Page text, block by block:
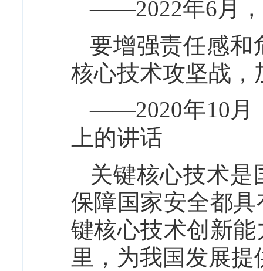
——2022年6月，
要增强责任感和
核心技术攻坚战，
——2020年10月
上的讲话
关键核心技术
保障国家安全都
键核心技术创新
里，为我国发展